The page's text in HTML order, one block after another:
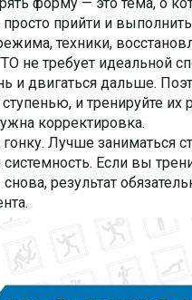
прийти и
техники,
не требует идеальной
и двигаться дальше.
и тренируйте их
корректировка.
Лучше заниматься
Если вы
результат